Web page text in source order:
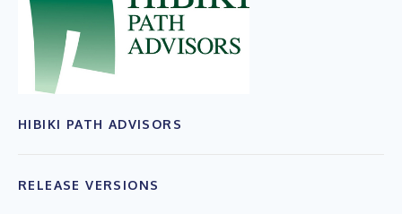
HIBIKI PATH ADVISORS
RELEASE VERSIONS